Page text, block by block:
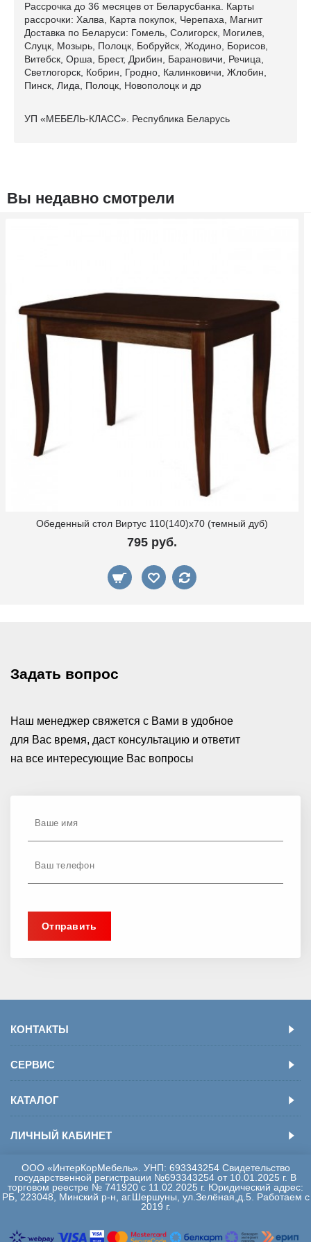
Рассрочка до 36 месяцев от Беларусбанка. Карты
рассрочки: Халва, Карта покупок, Черепаха, Магнит
Доставка по Беларуси: Гомель, Солигорск, Могилев,
Слуцк, Мозырь, Полоцк, Бобруйск, Жодино, Борисов,
Витебск, Орша, Брест, Дрибин, Барановичи, Речица,
Светлогорск, Кобрин, Гродно, Калинковичи, Жлобин,
Пинск, Лида, Полоцк, Новополоцк и др
УП «МЕБЕЛЬ-КЛАСС». Республика Беларусь
Вы недавно смотрели
Обеденный стол Виртус 110(140)x70 (темный дуб)
795 руб.
Задать вопрос
Наш менеджер свяжется с Вами в удобное
для Вас время, даст консультацию и ответит
на все интересующие Вас вопросы
КОНТАКТЫ
СЕРВИС
КАТАЛОГ
ЛИЧНЫЙ КАБИНЕТ
ООО «ИнтерКорМебель». УНП: 693343254 Свидетельство
государственной регистрации №693343254 от 10.01.2025 г. В
торговом реестре № 741920 с 11.02.2025 г. Юридический адрес:
РБ, 223048, Минский р-н, аг.Шершуны, ул.Зелёная,д.5. Работаем с
2019 г.